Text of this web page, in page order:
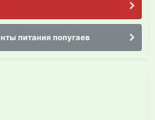
питания попугаев